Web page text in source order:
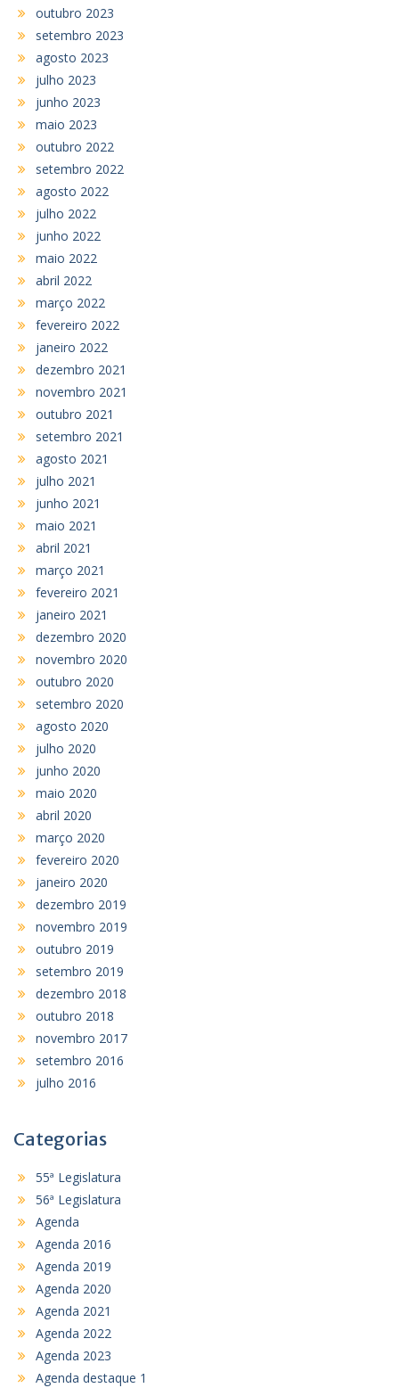
outubro 2023
setembro 2023
agosto 2023
julho 2023
junho 2023
maio 2023
outubro 2022
setembro 2022
agosto 2022
julho 2022
junho 2022
maio 2022
abril 2022
março 2022
fevereiro 2022
janeiro 2022
dezembro 2021
novembro 2021
outubro 2021
setembro 2021
agosto 2021
julho 2021
junho 2021
maio 2021
abril 2021
março 2021
fevereiro 2021
janeiro 2021
dezembro 2020
novembro 2020
outubro 2020
setembro 2020
agosto 2020
julho 2020
junho 2020
maio 2020
abril 2020
março 2020
fevereiro 2020
janeiro 2020
dezembro 2019
novembro 2019
outubro 2019
setembro 2019
dezembro 2018
outubro 2018
novembro 2017
setembro 2016
julho 2016
Categorias
55ª Legislatura
56ª Legislatura
Agenda
Agenda 2016
Agenda 2019
Agenda 2020
Agenda 2021
Agenda 2022
Agenda 2023
Agenda destaque 1